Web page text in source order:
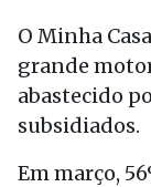
O Minha
grande
abastecido
subsidiados.
Em março,